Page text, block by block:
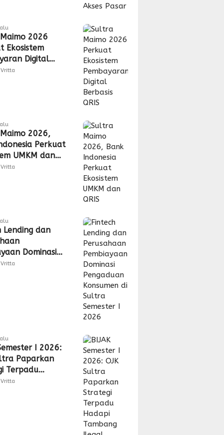
2026
Ekosistem
Digital
QRIS
Vritta
2026,
Perkuat
UMKM dan
Vritta
Lending dan
Dominasi
Konsumen
Vritta
I 2026:
Paparkan
Terpadu
Ilegal
Vritta